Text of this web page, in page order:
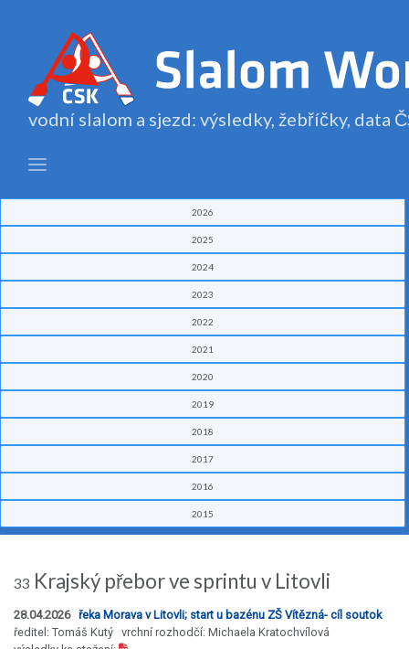
vodní slalom a sjezd: výsledky, žebříčky, data
2026
2025
2024
2023
2022
2021
2020
2019
2018
2017
2016
2015
33 Krajský přebor ve sprintu v Litovli
28.04.2026 řeka Morava v Litovli; start u bazénu ZŠ Vítězná- cíl soutok
ředitel: Tomáš Kutý vrchní rozhodčí: Michaela Kratochvílová